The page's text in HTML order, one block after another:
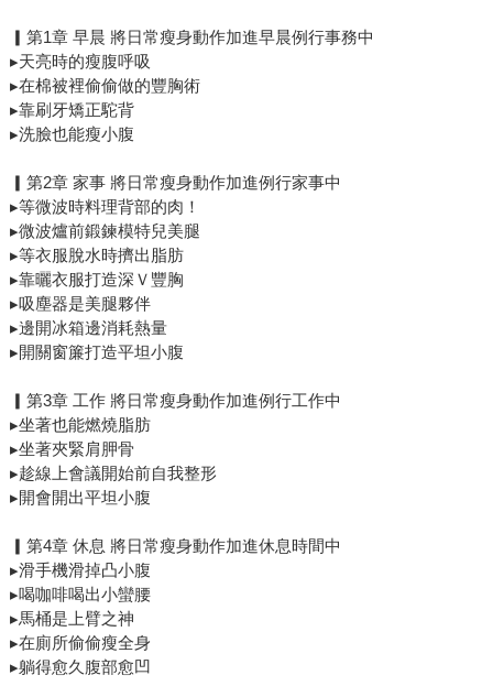
▎第1章 早晨 將日常瘦身動作加進早晨例行事務中
▸天亮時的瘦腹呼吸
▸在棉被裡偷偷做的豐胸術
▸靠刷牙矯正駝背
▸洗臉也能瘦小腹
▎第2章 家事 將日常瘦身動作加進例行家事中
▸等微波時料理背部的肉！
▸微波爐前鍛鍊模特兒美腿
▸等衣服脫水時擠出脂肪
▸靠曬衣服打造深Ｖ豐胸
▸吸塵器是美腿夥伴
▸邊開冰箱邊消耗熱量
▸開關窗簾打造平坦小腹
▎第3章 工作 將日常瘦身動作加進例行工作中
▸坐著也能燃燒脂肪
▸坐著夾緊肩胛骨
▸趁線上會議開始前自我整形
▸開會開出平坦小腹
▎第4章 休息 將日常瘦身動作加進休息時間中
▸滑手機滑掉凸小腹
▸喝咖啡喝出小蠻腰
▸馬桶是上臂之神
▸在廁所偷偷瘦全身
▸躺得愈久腹部愈凹